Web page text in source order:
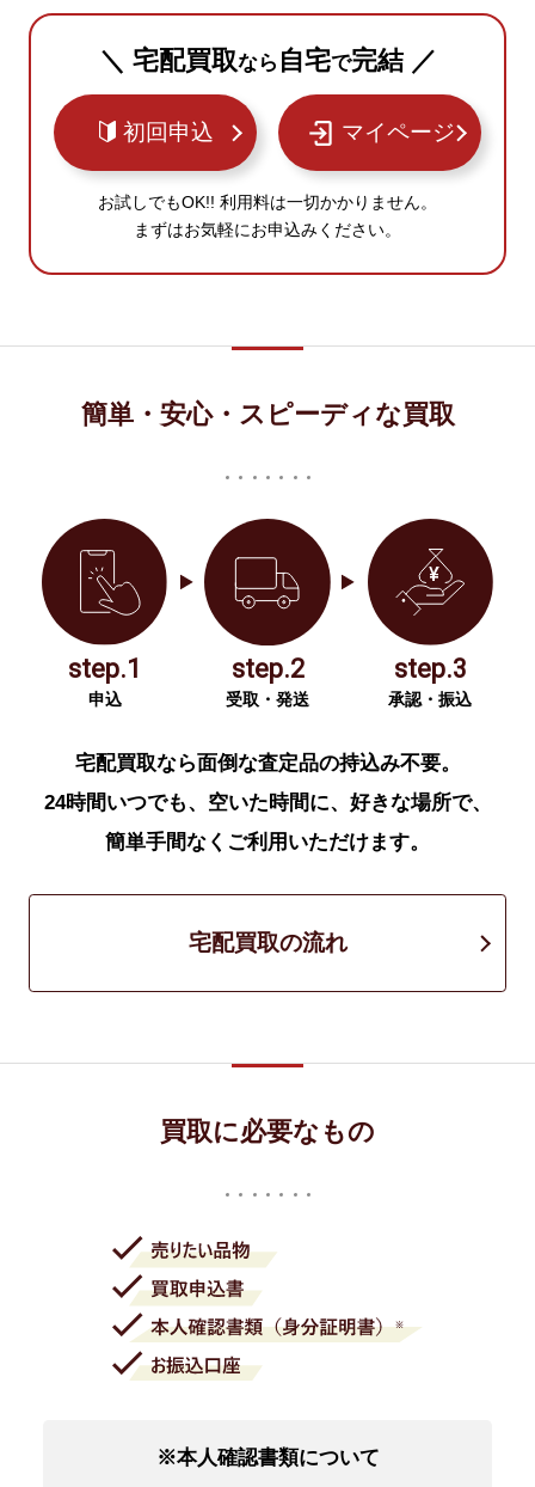
＼ 宅配買取なら 自宅で完結 ／
初回申込 マイページ
お試しでもOK!! 利用料は一切かかりません。
まずはお気軽にお申込みください。
簡単・安心・スピーディな買取
step.1
申込
step.2
受取・発送
step.3
承認・振込
宅配買取なら面倒な査定品の持込み不要。
24時間いつでも、空いた時間に、好きな場所で、
簡単手間なくご利用いただけます。
宅配買取の流れ
買取に必要なもの
※本人確認書類について